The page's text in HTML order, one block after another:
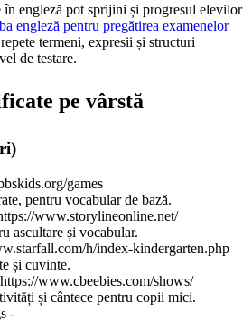
engleză pot sprijini și progresul elevilor
engleză pentru pregătirea examenelor
termeni, expresii și structuri
de testare.
pe vârstă
games
pentru vocabular de bază.
www.storylineonline.net/
ascultare și vocabular.
h/index-kindergarten.php
și cuvinte.
www.cbeebies.com/shows/
și cântece pentru copii mici.
-